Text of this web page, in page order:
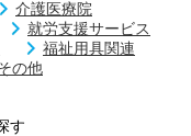
介護医療院
就労支援サービス
福祉用具関連
の他
す